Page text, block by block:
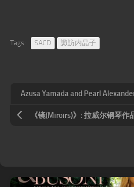
Tags: SACD 諏訪内晶子
Azusa Yamada and Pearl
《镜(Miroirs)》: 拉威尔钢琴作